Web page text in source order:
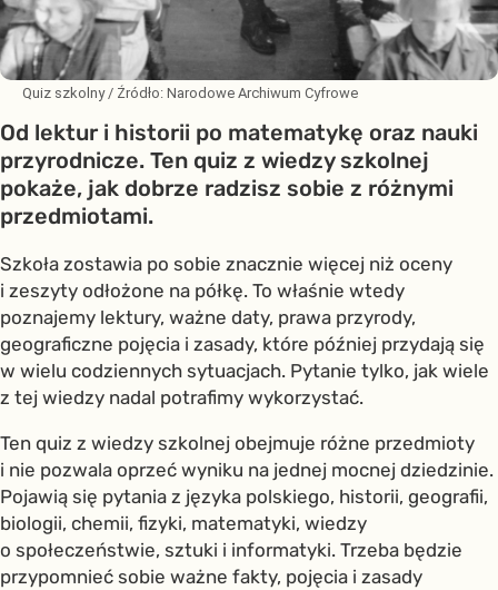
Quiz szkolny/ Źródło: Narodowe Archiwum Cyfrowe
Od lektur i historii po matematykę oraz nauki
przyrodnicze. Ten quiz z wiedzy szkolnej
pokaże, jak dobrze radzisz sobie z różnymi
przedmiotami.
Szkoła zostawia po sobie znacznie więcej niż oceny
i zeszyty odłożone na półkę. To właśnie wtedy
poznajemy lektury, ważne daty, prawa przyrody,
geograficzne pojęcia i zasady, które później przydają się
w wielu codziennych sytuacjach. Pytanie tylko, jak wiele
z tej wiedzy nadal potrafimy wykorzystać.
Ten quiz z wiedzy szkolnej obejmuje różne przedmioty
i nie pozwala oprzeć wyniku na jednej mocnej dziedzinie.
Pojawią się pytania z języka polskiego, historii, geografii,
biologii, chemii, fizyki, matematyki, wiedzy
o społeczeństwie, sztuki i informatyki. Trzeba będzie
przypomnieć sobie ważne fakty, pojęcia i zasady